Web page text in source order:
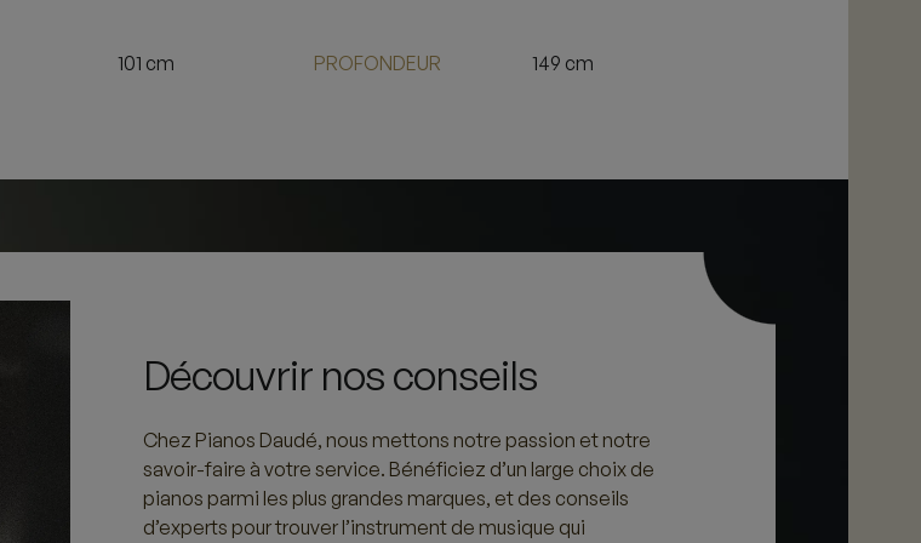
101 cm PROFONDEUR
149 cm
Découvrir nos conseils
Chez Pianos Daudé, nous mettons notre passion et notre
savoir-faire à votre service. Bénéficiez d’un large choix de
pianos parmi les plus grandes marques, et des conseils
d’experts pour trouver l’instrument de musique qui